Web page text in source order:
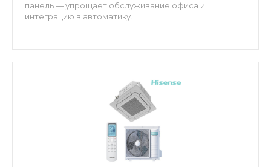
панель — упрощает обслуживание офиса и
интеграцию в автоматику.